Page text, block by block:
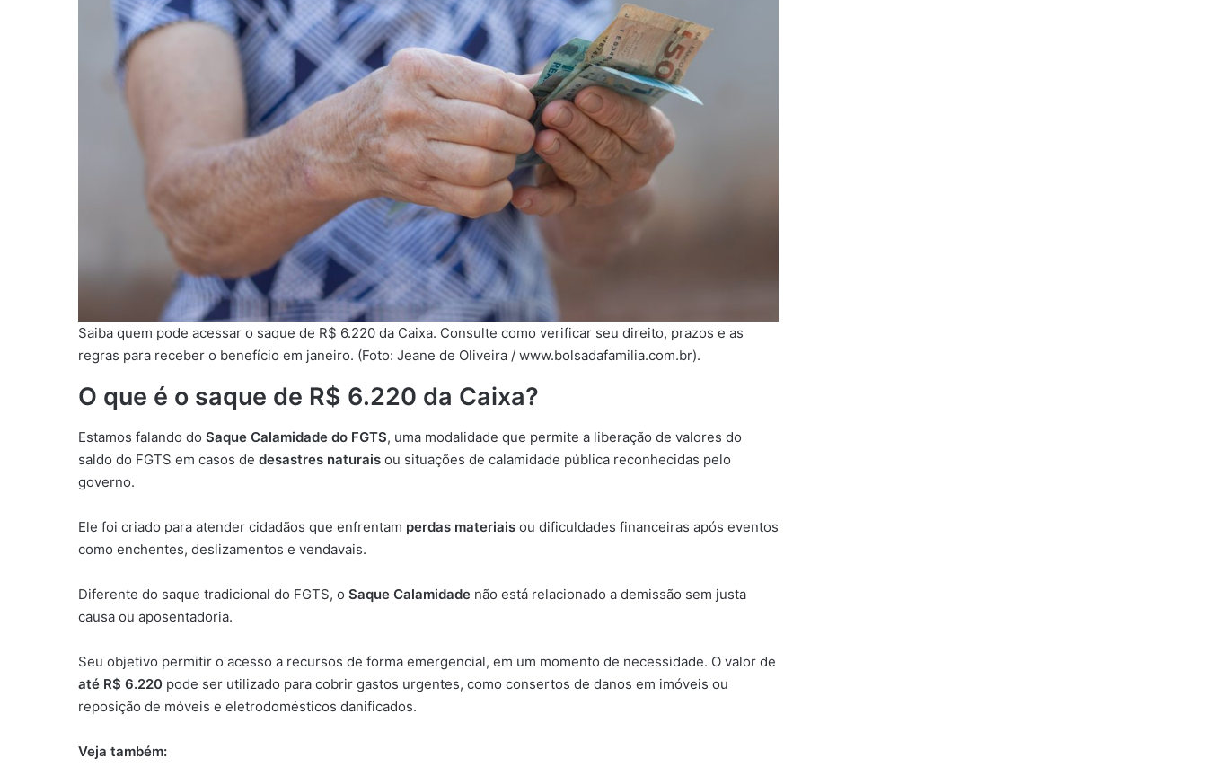
Saiba quem pode acessar o saque de R$ 6.220 da Caixa. Consulte como verificar seu direito, prazos e as
regras para receber o benefício em janeiro. (Foto: Jeane de Oliveira / www.bolsadafamilia.com.br).
O que é o saque de R$ 6.220 da Caixa?
Estamos falando do Saque Calamidade do FGTS, uma modalidade que permite a liberação de valores do
saldo do FGTS em casos de desastres naturais ou situações de calamidade pública reconhecidas pelo
governo.
Ele foi criado para atender cidadãos que enfrentam perdas materiais ou dificuldades financeiras após eventos
como enchentes, deslizamentos e vendavais.
Diferente do saque tradicional do FGTS, o Saque Calamidade não está relacionado a demissão sem justa
causa ou aposentadoria.
Seu objetivo permitir o acesso a recursos de forma emergencial, em um momento de necessidade. O valor de
até R$ 6.220 pode ser utilizado para cobrir gastos urgentes, como consertos de danos em imóveis ou
reposição de móveis e eletrodomésticos danificados.
Veja também: